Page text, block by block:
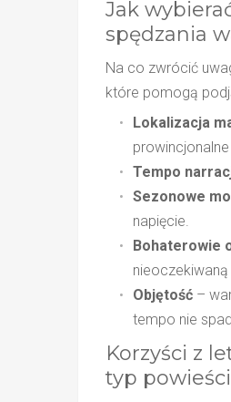
Jak
spędzania
Na co zwrócić
które pomogą
Lokalizacja
Tempo
Sezonowe
napięcie.
Bohaterowie
Objętość –
tempo nie
Korzyści z
typ powieści